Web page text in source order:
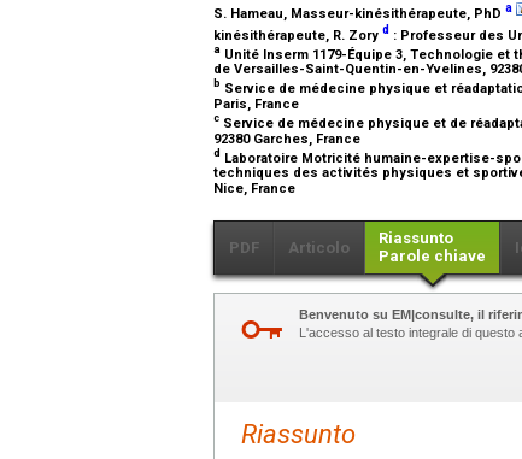
S. Hameau, Masseur-kinésithérapeute, PhD a
kinésithérapeute, R. Zory d : Professeur des
a Unité Inserm 1179-Équipe 3, Technologie
de Versailles-Saint-Quentin-en-Yvelines,
b Service de médecine physique et
Paris, France
c Service de médecine physique et de
92380 Garches, France
d Laboratoire Motricité humaine-expertise-
techniques des activités physiques et
Nice, France
PDF Articolo
Riassunto
Parole chiave
Benvenuto su EM|consulte, il
L'accesso al testo integrale di questo
Riassunto